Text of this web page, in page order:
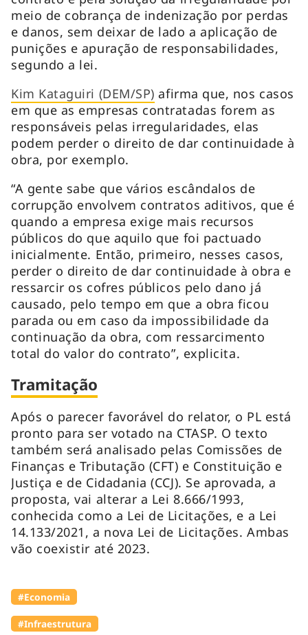
meio de cobrança de indenização por perdas
e danos, sem deixar de lado a aplicação de
punições e apuração de responsabilidades,
segundo a lei.
Kim Kataguiri (DEM/SP) afirma que, nos casos
em que as empresas contratadas forem as
responsáveis pelas irregularidades, elas
podem perder o direito de dar continuidade à
obra, por exemplo.
“A gente sabe que vários escândalos de
corrupção envolvem contratos aditivos, que é
quando a empresa exige mais recursos
públicos do que aquilo que foi pactuado
inicialmente. Então, primeiro, nesses casos,
perder o direito de dar continuidade à obra e
ressarcir os cofres públicos pelo dano já
causado, pelo tempo em que a obra ficou
parada ou em caso da impossibilidade da
continuação da obra, com ressarcimento
total do valor do contrato”, explicita.
Tramitação
Após o parecer favorável do relator, o PL está
pronto para ser votado na CTASP. O texto
também será analisado pelas Comissões de
Finanças e Tributação (CFT) e Constituição e
Justiça e de Cidadania (CCJ). Se aprovada, a
proposta, vai alterar a Lei 8.666/1993,
conhecida como a Lei de Licitações, e a Lei
14.133/2021, a nova Lei de Licitações. Ambas
vão coexistir até 2023.
#Economia
#Infraestrutura